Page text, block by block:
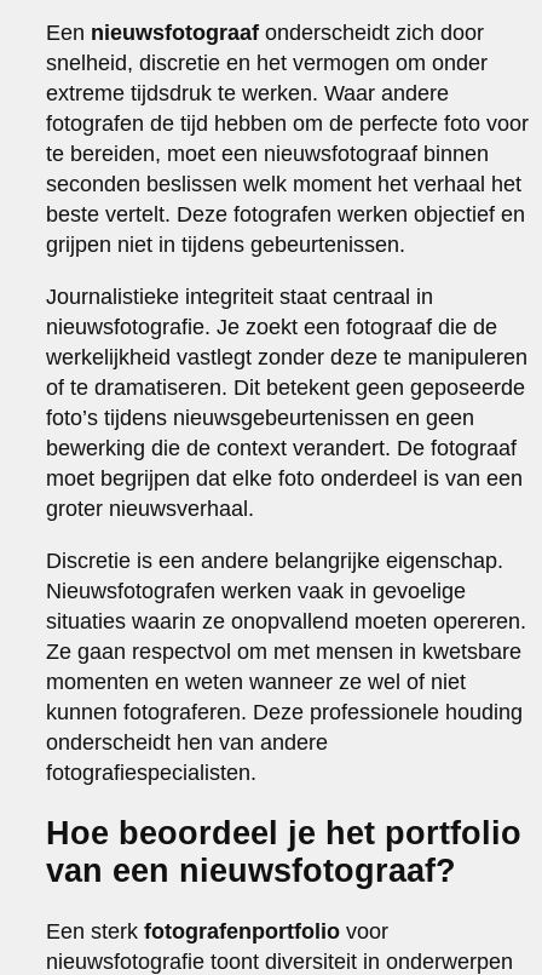
Een nieuwsfotograaf onderscheidt zich door
snelheid, discretie en het vermogen om onder
extreme tijdsdruk te werken. Waar andere
fotografen de tijd hebben om de perfecte foto voor
te bereiden, moet een nieuwsfotograaf binnen
seconden beslissen welk moment het verhaal het
beste vertelt. Deze fotografen werken objectief en
grijpen niet in tijdens gebeurtenissen.
Journalistieke integriteit staat centraal in
nieuwsfotografie. Je zoekt een fotograaf die de
werkelijkheid vastlegt zonder deze te manipuleren
of te dramatiseren. Dit betekent geen geposeerde
foto’s tijdens nieuwsgebeurtenissen en geen
bewerking die de context verandert. De fotograaf
moet begrijpen dat elke foto onderdeel is van een
groter nieuwsverhaal.
Discretie is een andere belangrijke eigenschap.
Nieuwsfotografen werken vaak in gevoelige
situaties waarin ze onopvallend moeten opereren.
Ze gaan respectvol om met mensen in kwetsbare
momenten en weten wanneer ze wel of niet
kunnen fotograferen. Deze professionele houding
onderscheidt hen van andere
fotografiespecialisten.
Hoe beoordeel je het portfolio
van een nieuwsfotograaf?
Een sterkfotografenportfolio voor
nieuwsfotografie toont diversiteit in onderwerpen